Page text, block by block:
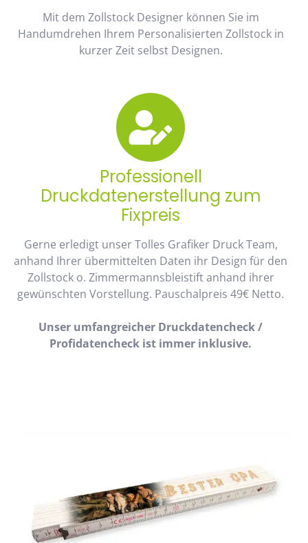
Mit dem Zollstock Designer können Sie im
Handumdrehen Ihrem Personalisierten Zollstock in
kurzer Zeit selbst Designen.
Professionell
Druckdatenerstellung zum
Fixpreis
Gerne erledigt unser Tolles Grafiker Druck Team,
anhand Ihrer übermittelten Daten ihr Design für den
Zollstock o. Zimmermannsbleistift anhand ihrer
gewünschten Vorstellung. Pauschalpreis 49€ Netto.
Unser umfangreicher Druckdatencheck /
Profidatencheck ist immer inklusive.